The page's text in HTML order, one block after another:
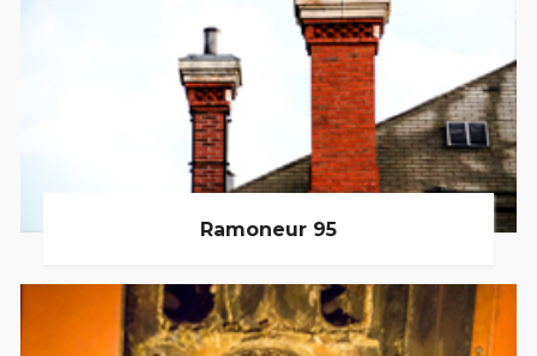
Ramoneur 95